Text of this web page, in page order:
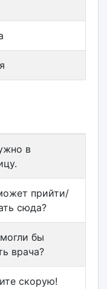
в
прийти/
сюда?
бы
врача?
скорую!